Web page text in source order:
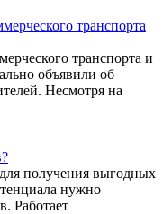
транспорта
транспорта и
объявили об
Несмотря на
получения выгодных
нужно
Работает